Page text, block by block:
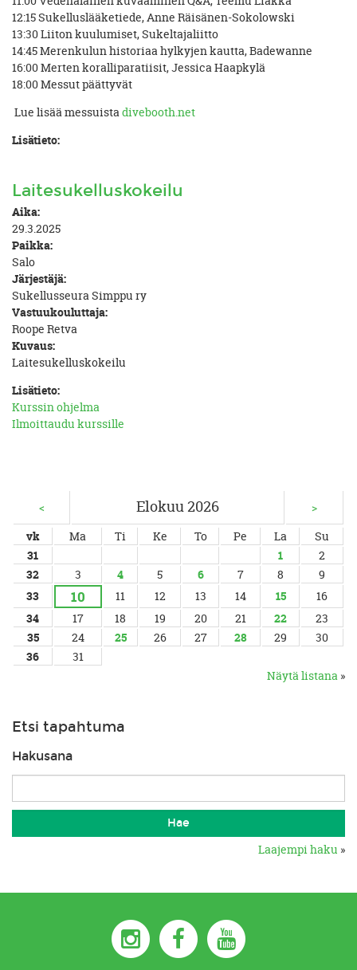
12:15 Sukelluslääketiede, Anne Räisänen-Sokolowski
13:30 Liiton kuulumiset, Sukeltajaliitto
14:45 Merenkulun historiaa hylkyjen kautta, Badewanne
16:00 Merten koralliparatiisit, Jessica Haapkylä
18:00 Messut päättyvät
Lue lisää messuistadivebooth.net
Lisätieto:
Laitesukelluskokeilu
Aika:
29.3.2025
Paikka:
Salo
Järjestäjä:
Sukellusseura Simppu ry
Vastuukouluttaja:
Roope Retva
Kuvaus:
Laitesukelluskokeilu
Lisätieto:
Kurssin ohjelma
Ilmoittaudu kurssille
< Elokuu 2026
>
vk
Ma Ti Ke To Pe La
Su
31
1
2
32
3 4 5 6 7 8
9
33
10 11 12 13 14 15
16
34
17 18 19 20 21 22
23
35
24 25 26 27 28 29
30
36
31
Näytä listana »
Etsi tapahtuma
Hakusana
Laajempi haku »